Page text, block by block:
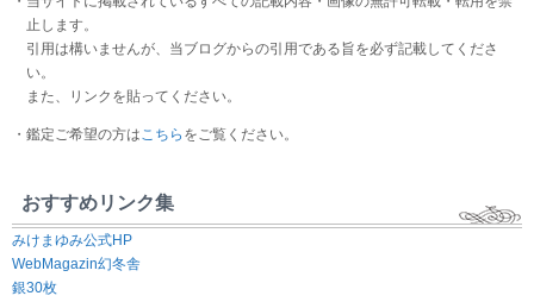
止します。
引用は構いませんが、当ブログからの引用である旨を必ず記載してくださ
い。
また、リンクを貼ってください。
・鑑定ご希望の方はこちら をご覧ください。
おすすめリンク集
みけまゆみ公式HP
WebMagazin幻冬舎
銀30枚